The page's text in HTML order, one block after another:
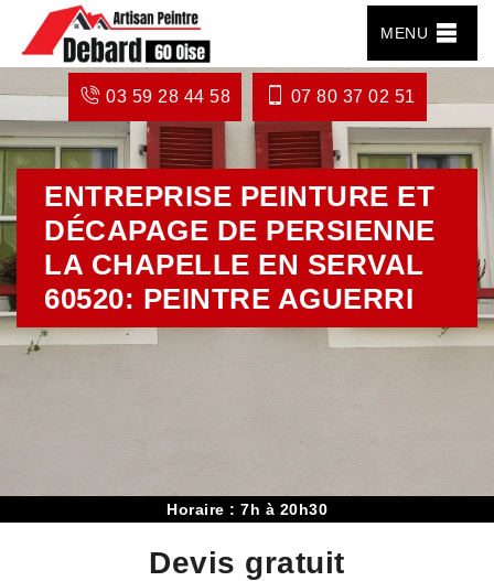
MENU
03 59 28 44 58 07 80 37 02 51
ENTREPRISE PEINTURE ET
DÉCAPAGE DE PERSIENNE
LA CHAPELLE EN SERVAL
60520: PEINTRE AGUERRI
Horaire : 7h à 20h30
Devis gratuit